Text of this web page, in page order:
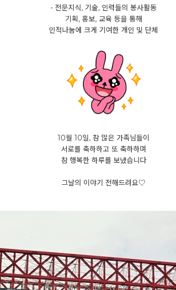
- 전문지식, 기술, 인력들의 봉사활동
기획, 홍보, 교육 등을 통해
인적나눔에 크게 기여한 개인 및 단체
10월 10일, 참 많은 가족님들이
서로를 축하하고 또 축하하며
참 행복한 하루를 보냈습니다
그날의 이야기 전해드려요♡